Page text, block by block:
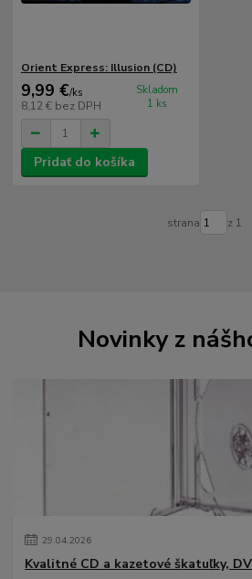
Orient Express: Illusion (CD)
9,99 €/ks
8,12 € bez DPH
Skladom
1 ks
Pridať do košíka
strana z 1
Novinky z
29.04.2026
Kvalitné CD a kazetové škatuľky,